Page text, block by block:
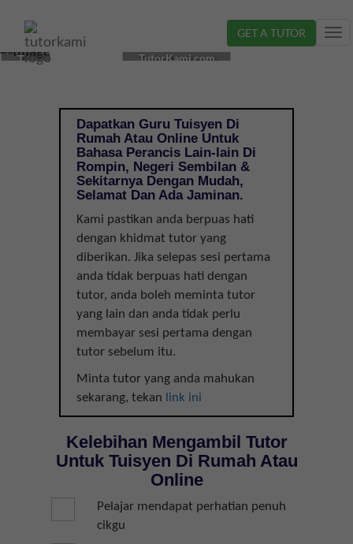
GET A TUTOR
CIKGU
TUISYEN
TutorKami.com
Dapatkan Guru Tuisyen Di
Rumah Atau Online Untuk
Bahasa Perancis Lain-lain Di
Rompin, Negeri Sembilan &
Sekitarnya Dengan Mudah,
Selamat Dan Ada Jaminan.
Kami pastikan anda berpuas hati
dengan khidmat tutor yang
diberikan. Jika selepas sesi pertama
anda tidak berpuas hati dengan
tutor, anda boleh meminta tutor
yang lain dan anda tidak perlu
membayar sesi pertama dengan
tutor sebelum itu.
Minta tutor yang anda mahukan
sekarang, tekan link ini
Kelebihan Mengambil Tutor
Untuk Tuisyen Di Rumah Atau
Online
Pelajar mendapat perhatian penuh
cikgu